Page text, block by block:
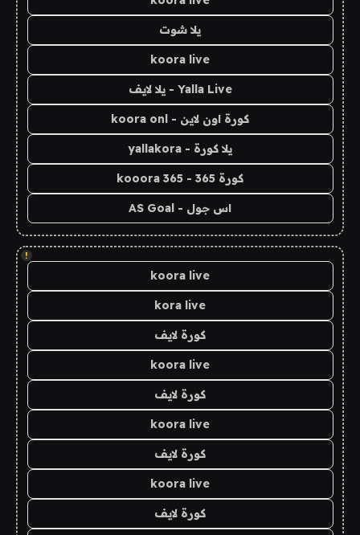
يلا شوت
koora live
Yalla Live - يلا لايف
كورة اون لاين - koora onl
يلا كورة - yallakora
كورة 365 - kooora 365
اس جول - AS Goal
!
koora live
kora live
كورة لايف
koora live
كورة لايف
koora live
كورة لايف
koora live
كورة لايف